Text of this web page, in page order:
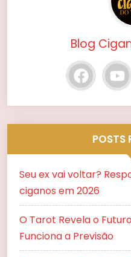
Blog
POSTS
Seu ex vai voltar?
ciganos em 2026
O Tarot Revela o
Funciona a Previsão